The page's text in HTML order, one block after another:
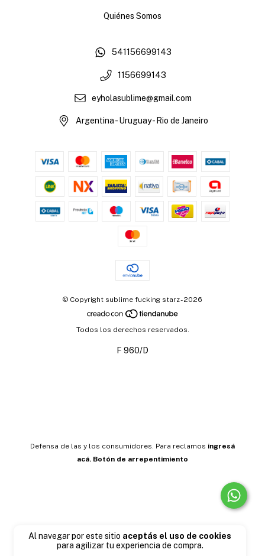
Al navegar por este sitio aceptás el uso de cookies
para agilizar tu experiencia de compra.
Quiénes Somos
541156699143
1156699143
eyholasublime@gmail.com
Argentina - Uruguay - Rio de Janeiro
© Copyright sublime fucking starz - 2026
Todos los derechos reservados.
F 960/D
Defensa de las y los consumidores. Para reclamos ingresá
acá. Botón de arrepentimiento